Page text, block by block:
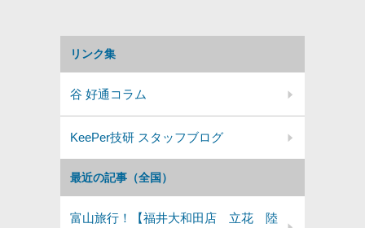
最近の記事（全国）
富山旅行！【福井大和田店 立花 陸
リンク集
谷 好通コラム
KeePer技研 スタッフブログ